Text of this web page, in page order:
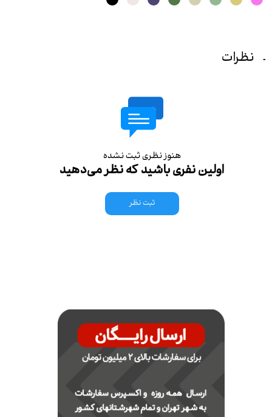
نظرات
هنوز نظری ثبت نشده
اولین نفری باشید که نظر می‌دهید
ثبت نظر